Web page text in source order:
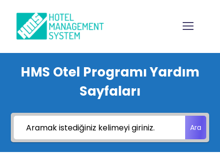
HMS Otel Programı Yardım
Sayfaları
Ara